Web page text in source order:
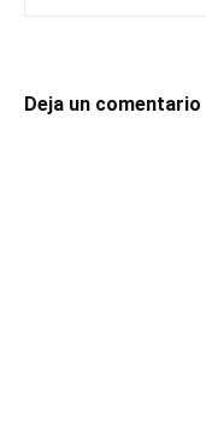
Deja un comentario